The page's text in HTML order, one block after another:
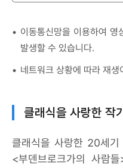
이동통신망을 이용하여
발생할 수 있습니다.
네트워크 상황에 따라 재
클래식을 사랑한 작
클래식을 사랑한 20세
<부덴브로크가의 사람